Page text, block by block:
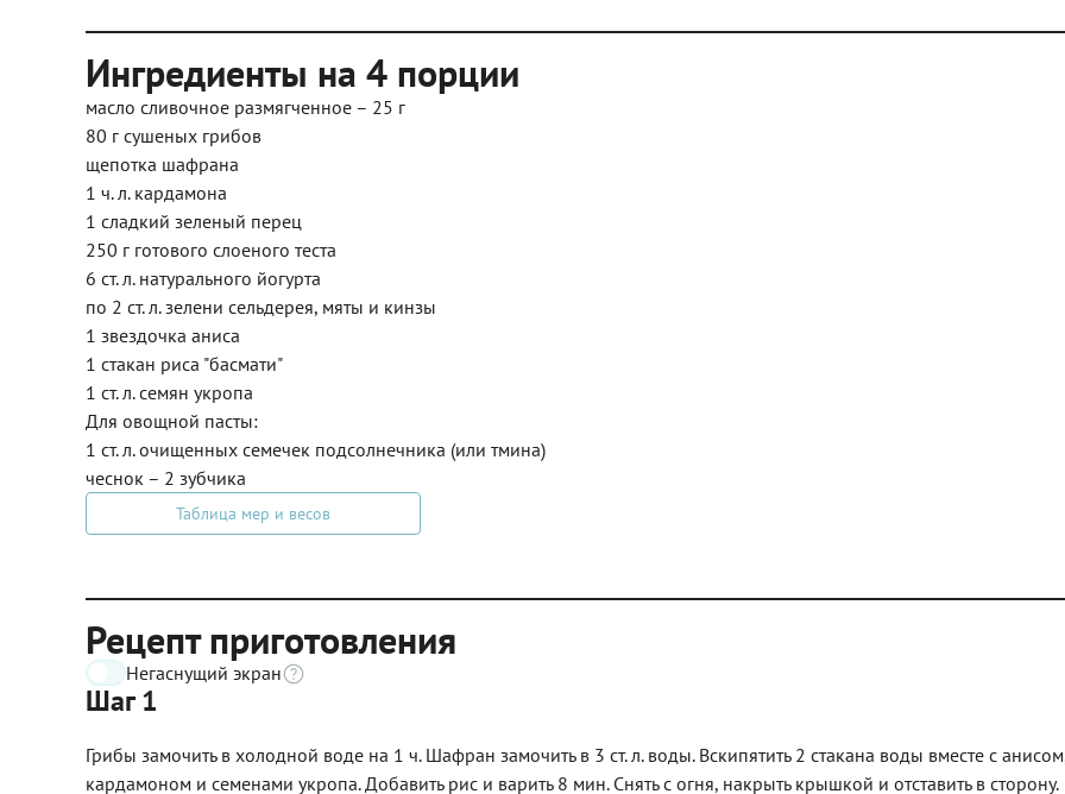
Ингредиенты на 4 порции
масло сливочное размягченное – 25 г
80 г сушеных грибов
щепотка шафрана
1 ч. л. кардамона
1 сладкий зеленый перец
250 г готового слоеного теста
6 ст. л. натурального йогурта
по 2 ст. л. зелени сельдерея, мяты и кинзы
1 звездочка аниса
1 стакан риса "басмати"
1 ст. л. семян укропа
Для овощной пасты:
1 ст. л. очищенных семечек подсолнечника (или тмина)
чеснок – 2 зубчика
Таблица мер и весов
Рецепт приготовления
Негаснущий экран
Шаг 1
Грибы замочить в холодной воде на 1 ч. Шафран замочить в 3 ст. л. воды. Вскипятить 2 стакана воды вместе с
кардамоном и семенами укропа. Добавить рис и варить 8 мин. Снять с огня, накрыть крышкой и отставить в сторону.